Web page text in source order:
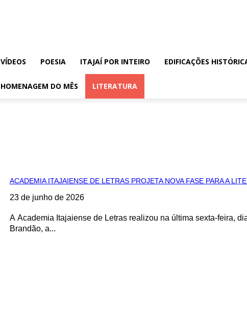
VÍDEOS POESIA ITAJAÍ POR INTEIRO EDIFICAÇÕES
HOMENAGEM DO MÊS LITERATURA
ACADEMIA ITAJAIENSE DE LETRAS PROJETA NOVA FASE PARA A
23 de junho de 2026
A Academia Itajaiense de Letras realizou na última sexta-feira,
Brandão, a...